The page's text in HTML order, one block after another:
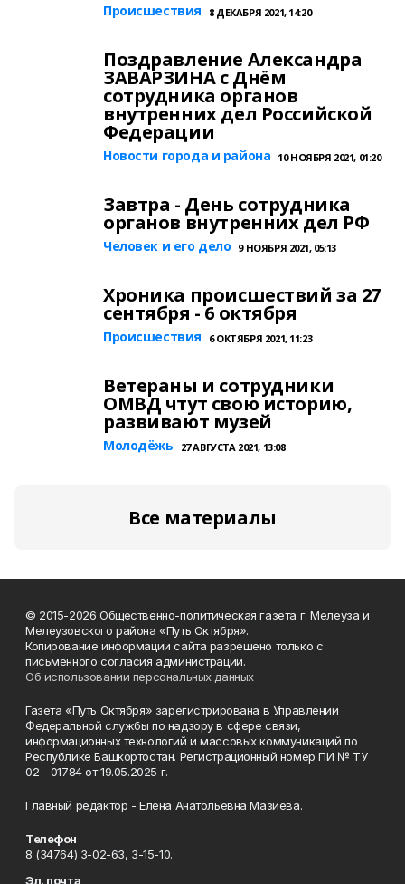
Происшествия 8 ДЕКАБРЯ 2021, 14:20
Поздравление Александра
ЗАВАРЗИНА с Днём
сотрудника органов
внутренних дел Российской
Федерации
Новости города и района 10 НОЯБРЯ 2021, 01:20
Завтра - День сотрудника
органов внутренних дел РФ
Человек и его дело 9 НОЯБРЯ 2021, 05:13
Хроника происшествий за 27
сентября - 6 октября
Происшествия 6 ОКТЯБРЯ 2021, 11:23
Ветераны и сотрудники
ОМВД чтут свою историю,
развивают музей
Молодёжь 27 АВГУСТА 2021, 13:08
Все материалы
© 2015-2026 Общественно-политическая газета г. Мелеуза и
Мелеузовского района «Путь Октября».
Копирование информации сайта разрешено только с
письменного согласия администрации.
Об использовании персональных данных
Газета «Путь Октября» зарегистрирована в Управлении
Федеральной службы по надзору в сфере связи,
информационных технологий и массовых коммуникаций по
Республике Башкортостан. Регистрационный номер ПИ № ТУ
02 - 01784 от 19.05.2025 г.
Главный редактор - Елена Анатольевна Мазиева.
Телефон
8 (34764) 3-02-63, 3-15-10.
Эл. почта